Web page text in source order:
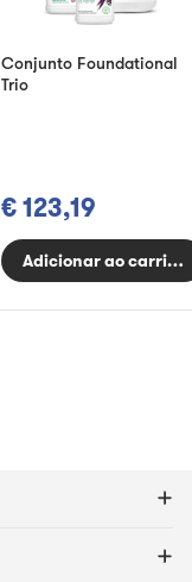
Conjunto Foundational
Trio
€ 123,19
Adicionar ao